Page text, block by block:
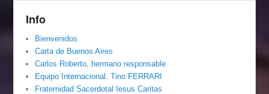
Info
Bienvenidos
Carta de Buenos Aires
Carlos Roberto, hermano responsable
Equipo Internacional. Tino FERRARI
Fraternidad Sacerdotal Iesus Caritas